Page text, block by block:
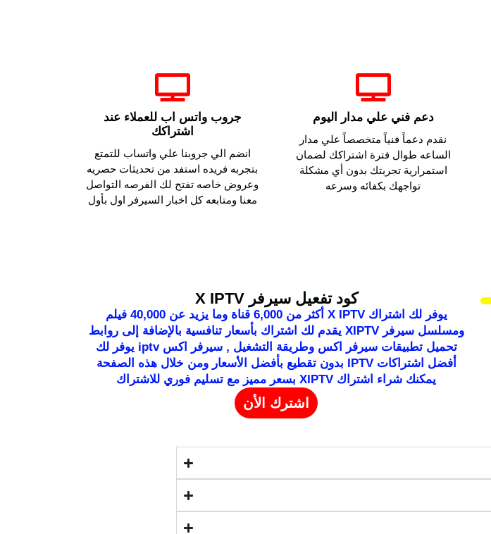
دعم فني علي مدار اليوم
نقدم دعماً فنياً متخصصاً علي مدار
الساعه طوال فترة اشتراكك لضمان
استمرارية تجربتك بدون أي مشكلة
تواجهك بكفائه وسرعه
جروب واتس اب للعملاء عند
اشتراكك
انضم الي جروبنا علي واتساب للتمتع
بتجربه فريده استفد من تحديثات حصريه
وعروض خاصه تفتح لك الفرصه التواصل
معنا ومتابعه كل اخبار السيرفر اول بأول
كود تفعيل سيرفر X IPTV
يوفر لك اشتراك X IPTV أكثر من 6,000 قناة وما يزيد عن 40,000 فيلم
ومسلسل سيرفر XIPTV يقدم لك اشتراك بأسعار تنافسية بالإضافة إلى روابط
تحميل تطبيقات سيرفر اكس وطريقة التشغيل , سيرفر اكس iptv يوفر لك
أفضل اشتراكات IPTV بدون تقطيع بأفضل الأسعار ومن خلال هذه الصفحة
يمكنك شراء اشتراك XIPTV بسعر مميز مع تسليم فوري للاشتراك
اشترك الأن